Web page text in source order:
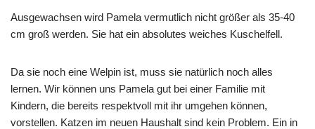
Ausgewachsen wird Pamela vermutlich nicht größer als 35-40
cm groß werden. Sie hat ein absolutes weiches Kuschelfell.
Da sie noch eine Welpin ist, muss sie natürlich noch alles
lernen. Wir können uns Pamela gut bei einer Familie mit
Kindern, die bereits respektvoll mit ihr umgehen können,
vorstellen. Katzen im neuen Haushalt sind kein Problem. Ein in